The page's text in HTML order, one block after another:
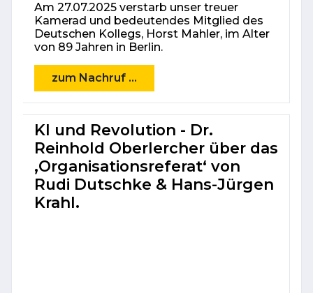
Am 27.07.2025 verstarb unser treuer
Kamerad und bedeutendes Mitglied des
Deutschen Kollegs, Horst Mahler, im Alter
von 89 Jahren in Berlin.
zum Nachruf ...
KI und Revolution - Dr.
Reinhold Oberlercher über das
‚Organisations­referat‘ von
Rudi Dutschke & Hans-Jürgen
Krahl.